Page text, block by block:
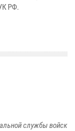
РФ.
службы войск